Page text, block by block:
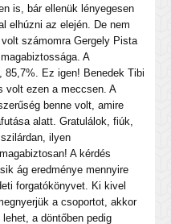
is, bár ellenük lényegesen
elhúzni az elején. De nem
számomra Gergely Pista
A
Ez igen! Benedek Tibi
volt ezen a meccsen. A
benne volt, amire
alatt. Gratulálok, fiúk,
ilyen
A kérdés
ág eredménye mennyire
forgatókönyvet. Ki kivel
a csoportot, akkor
a döntőben pedig